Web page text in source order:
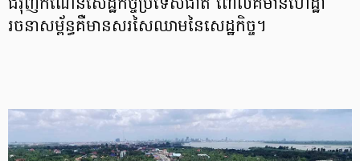
ជំរុញ​កំណើន​សេដ្ឋកិច្ច​ប្រទេស​ជាតិ ពោល​គឺ​មាន​ហេដ្ឋា​
រចនា​សម្ព័ន្ធ​គឺ​មាន​សរសៃ​ឈាម​នៃ​សេដ្ឋ​កិច្ច។